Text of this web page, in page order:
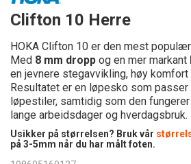
Clifton 10 Herre
HOKA Clifton 10 er den mest
Med 8 mm dropp og en mer markant
en jevnere stegavvikling, høy
Resultatet er en løpesko som
løpestiler, samtidig som den
lange arbeidsdager og hverdagsbruk.
Usikker på størrelsen? Bruk vår
på 3-5mm når du har målt foten.